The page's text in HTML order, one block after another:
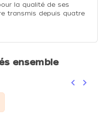
la qualité de ses
transmis depuis quatre
ensemble
Précédent
keyboard_arrow_left keyboard_arrow_right